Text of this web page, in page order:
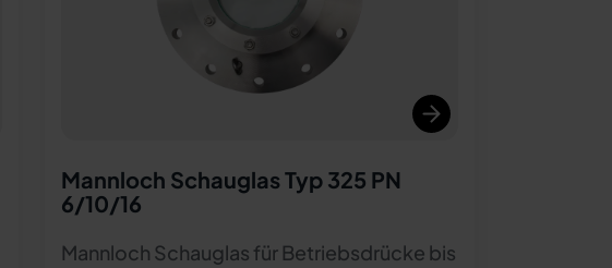
Mannloch Schauglas Typ 325 PN
6/10/16
Mannloch Schauglas für Betriebsdrücke bis